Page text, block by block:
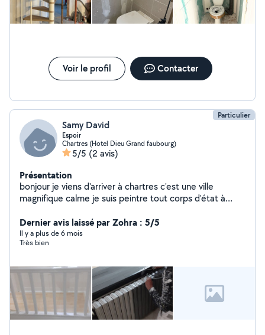
Voir le profil Contacter
Particulier
Samy David
Espoir
Chartres (Hotel Dieu Grand faubourg)
5/5 (2 avis)
Présentation
bonjour je viens d'arriver à chartres c'est une ville
magnifique calme je suis peintre tout corps d'état à
Dernier avis laissé par Zohra : 5/5
Il y a plus de 6 mois
Très bien